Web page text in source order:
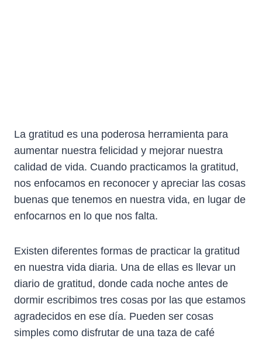
La gratitud es una poderosa herramienta para
aumentar nuestra felicidad y mejorar nuestra
calidad de vida. Cuando practicamos la gratitud,
nos enfocamos en reconocer y apreciar las cosas
buenas que tenemos en nuestra vida, en lugar de
enfocarnos en lo que nos falta.
Existen diferentes formas de practicar la gratitud
en nuestra vida diaria. Una de ellas es llevar un
diario de gratitud, donde cada noche antes de
dormir escribimos tres cosas por las que estamos
agradecidos en ese día. Pueden ser cosas
simples como disfrutar de una taza de café